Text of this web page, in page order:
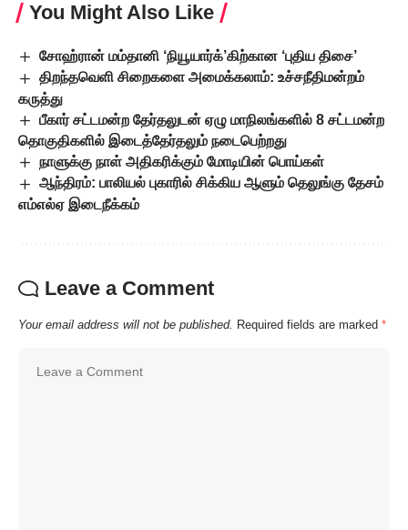
You Might Also Like
சோஹ்ரான் மம்தானி ‘நியூயார்க்’கிற்கான ‘புதிய திசை’
திறந்தவெளி சிறைகளை அமைக்கலாம்: உச்சநீதிமன்றம்
கருத்து
பீகார் சட்டமன்ற தேர்தலுடன் ஏழு மாநிலங்களில் 8 சட்டமன்ற
தொகுதிகளில் இடைத்தேர்தலும் நடைபெற்றது
நாளுக்கு நாள் அதிகரிக்கும் மோடியின் பொய்கள்
ஆந்திரம்: பாலியல் புகாரில் சிக்கிய ஆளும் தெலுங்கு தேசம்
எம்எல்ஏ இடைநீக்கம்
Leave a Comment
Your email address will not be published. Required fields are marked *